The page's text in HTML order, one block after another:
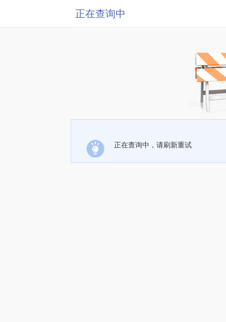
正在查询中
正在查询中，请刷新重试